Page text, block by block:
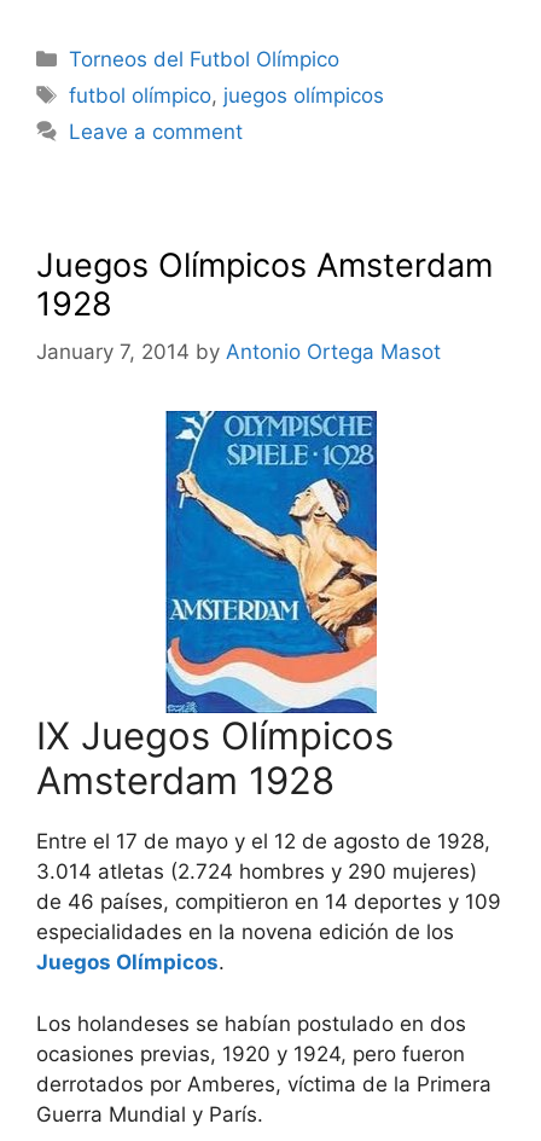
Categories
Torneos del Futbol Olímpico
Tags
futbol olímpico, juegos olímpicos
Leave a comment
Juegos Olímpicos Amsterdam
1928
January 7, 2014 by Antonio Ortega Masot
IX Juegos Olímpicos
Amsterdam 1928
Entre el 17 de mayo y el 12 de agosto de 1928,
3.014 atletas (2.724 hombres y 290 mujeres)
de 46 países, compitieron en 14 deportes y 109
especialidades en la novena edición de los
Juegos Olímpicos.
Los holandeses se habían postulado en dos
ocasiones previas, 1920 y 1924, pero fueron
derrotados por Amberes, víctima de la Primera
Guerra Mundial y París.